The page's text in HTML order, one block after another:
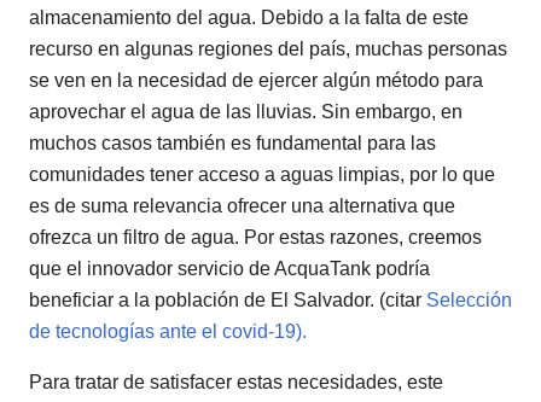
almacenamiento del agua. Debido a la falta de este
recurso en algunas regiones del país, muchas personas
se ven en la necesidad de ejercer algún método para
aprovechar el agua de las lluvias. Sin embargo, en
muchos casos también es fundamental para las
comunidades tener acceso a aguas limpias, por lo que
es de suma relevancia ofrecer una alternativa que
ofrezca un filtro de agua. Por estas razones, creemos
que el innovador servicio de AcquaTank podría
beneficiar a la población de El Salvador. (citar Selección
de tecnologías ante el covid-19).
Para tratar de satisfacer estas necesidades, este